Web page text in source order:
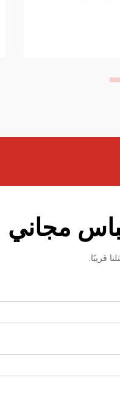
وقد أصبح هذا
مجاني
قريبًا.